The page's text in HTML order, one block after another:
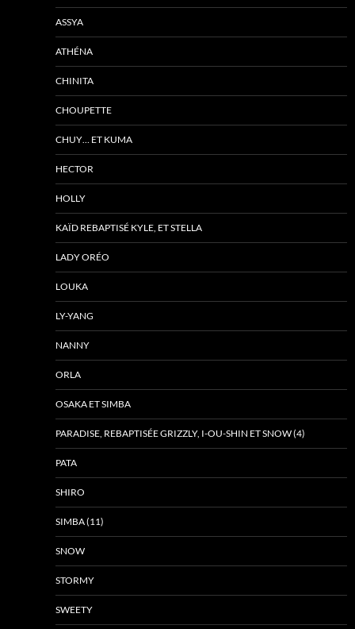
ASSYA
ATHÉNA
CHINITA
CHOUPETTE
CHUY… ET KUMA
HECTOR
HOLLY
KAÏD REBAPTISÉ KYLE, ET STELLA
LADY ORÉO
LOUKA
LY-YANG
NANNY
ORLA
OSAKA ET SIMBA
PARADISE, REBAPTISÉE GRIZZLY, I-OU-SHIN ET SNOW (4)
PATA
SHIRO
SIMBA (11)
SNOW
STORMY
SWEETY